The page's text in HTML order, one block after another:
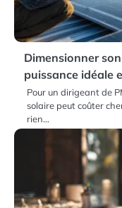
Dimensionner
puissance idéale
Pour un dirigeant de
solaire peut coûter
rien…